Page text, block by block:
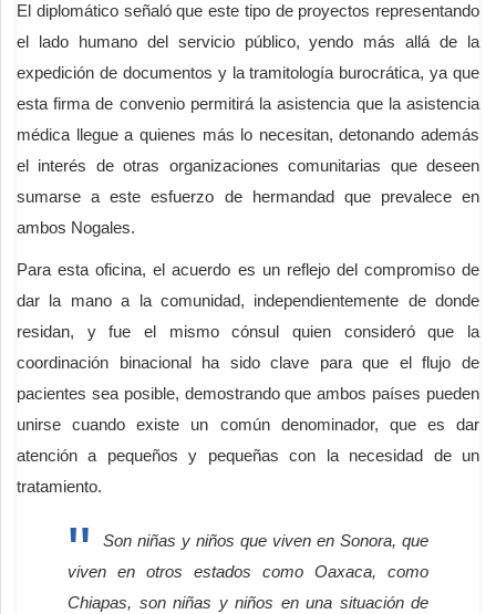
El diplomático señaló que este tipo de proyectos representando
el lado humano del servicio público, yendo más allá de la
expedición de documentos y la tramitología burocrática, ya que
esta firma de convenio permitirá la asistencia que la asistencia
médica llegue a quienes más lo necesitan, detonando además
el interés de otras organizaciones comunitarias que deseen
sumarse a este esfuerzo de hermandad que prevalece en
ambos Nogales.
Para esta oficina, el acuerdo es un reflejo del compromiso de
dar la mano a la comunidad, independientemente de donde
residan, y fue el mismo cónsul quien consideró que la
coordinación binacional ha sido clave para que el flujo de
pacientes sea posible, demostrando que ambos países pueden
unirse cuando existe un común denominador, que es dar
atención a pequeños y pequeñas con la necesidad de un
tratamiento.
Son niñas y niños que viven en Sonora, que
viven en otros estados como Oaxaca, como
Chiapas, son niñas y niños en una situación de